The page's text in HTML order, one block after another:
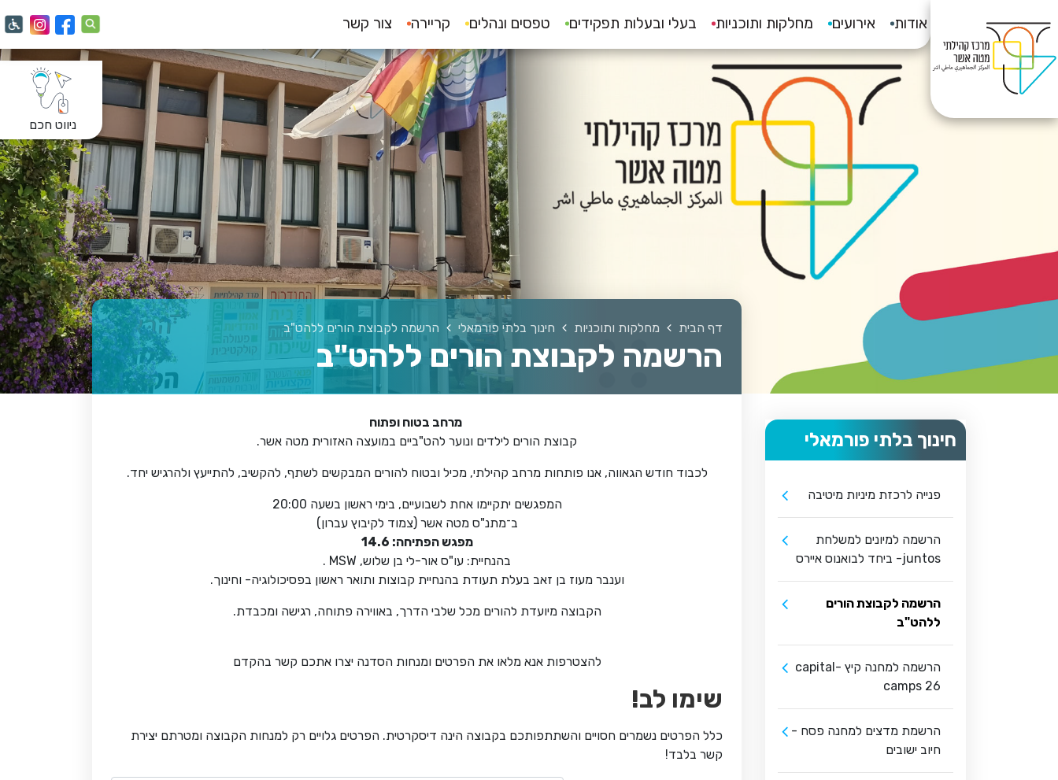
אודות אירועים מחלקות ותוכניות בעלי ובעלות תפקידים טפסים ונהלים קריירה צור קשר
ניווט חכם
חינוך בלתי פורמאלי
פנייה לרכזת מיניות מיטיבה
הרשמה למיונים למשלחת
juntos- ביחד לבואנוס איירס
הרשמה לקבוצת הורים
ללהט"ב
הרשמה למחנה קיץ -capital
camps 26
הרשמת מדצים למחנה פסח -
חיוב ישובים
דף הבית מחלקות ותוכניות חינוך בלתי פורמאלי הרשמה לקבוצת הורים ללהט"ב
הרשמה לקבוצת הורים ללהט"ב
מרחב בטוח ופתוח
קבוצת הורים לילדים ונוער להט"ביים במועצה האזורית מטה אשר.
לכבוד חודש הגאווה, אנו פותחות מרחב קהילתי, מכיל ובטוח להורים המבקשים לשתף, להקשיב, להתייעץ ולהרגיש יחד.
המפגשים יתקיימו אחת לשבועיים, בימי ראשון בשעה 20:00
ב־מתנ"ס מטה אשר (צמוד לקיבוץ עברון)
מפגש הפתיחה: 14.6
בהנחיית: עו"ס אור-לי בן שלוש, MSW .
וענבר מעוז בן זאב בעלת תעודת בהנחיית קבוצות ותואר ראשון בפסיכולוגיה- וחינוך.
הקבוצה מיועדת להורים מכל שלבי הדרך, באווירה פתוחה, רגישה ומכבדת.
להצטרפות אנא מלאו את הפרטים ומנחות הסדנה יצרו אתכם קשר בהקדם
שימו לב!
כלל הפרטים נשמרים חסויים והשתתפותכם בקבוצה הינה דיסקרטית. הפרטים גלויים רק למנחות הקבוצה ומטרתם יצירת
קשר בלבד!